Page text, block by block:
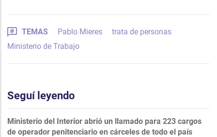
TEMAS Pablo Mieres
trata de personas
Ministerio de Trabajo
Seguí leyendo
Ministerio del Interior abrió un llamado para 223 cargos
de operador penitenciario en cárceles de todo el país